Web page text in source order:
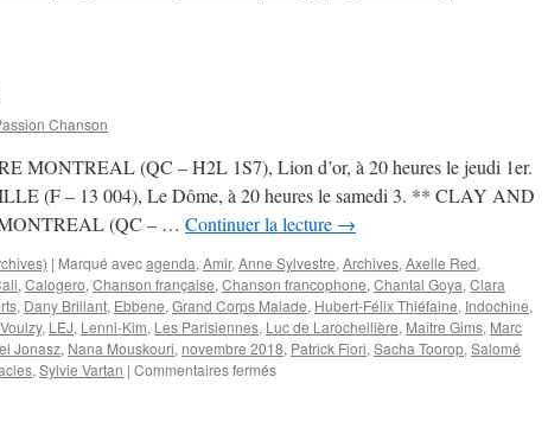
Chanson
MONTREAL (QC – H2L 1S7), Lion d’or, à 20 heures le jeudi 1er.
(F – 13 004), Le Dôme, à 20 heures le samedi 3. ** CLAY AND
(QC – … Continuer la lecture →
| Marqué avecagenda, Amir, Anne Sylvestre, Archives, Axelle Red,
, Calogero, Chanson française, Chanson francophone, Chantal Goya, Clara
, Dany Brillant, Ebbene, Grand Corps Malade, Hubert-Félix Thiéfaine, Indochine,
, LEJ, Lenni-Kim, Les Parisiennes, Luc de Larochellière, Maître Gims, Marc
Jonasz, Nana Mouskouri, novembre 2018, Patrick Fiori, Sacha Toorop, Salomé
, Sylvie Vartan | Commentaires ferméssur